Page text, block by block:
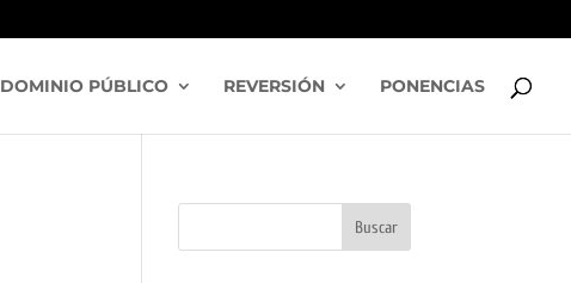
DOMINIO PÚBLICO REVERSIÓN PONENCIAS